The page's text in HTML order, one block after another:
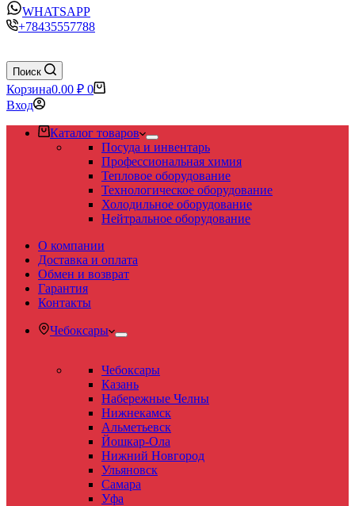
WHATSAPP
+78435557788
Поиск
Корзина0.00 ₽ 0
Вход
Каталог товаров
Посуда и инвентарь
Профессиональная химия
Тепловое оборудование
Технологическое оборудование
Холодильное оборудование
Нейтральное оборудование
О компании
Доставка и оплата
Обмен и возврат
Гарантия
Контакты
Чебоксары
Чебоксары
Казань
Набережные Челны
Нижнекамск
Альметьевск
Йошкар-Ола
Нижний Новгород
Ульяновск
Самара
Уфа